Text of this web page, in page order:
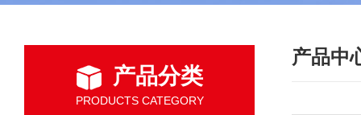
产品分类
PRODUCTS CATEGORY
产品中